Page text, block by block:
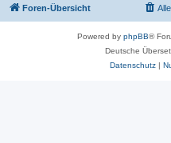
Foren-Übersicht
Powered by phpBB®
Deutsche
Datenschutz|